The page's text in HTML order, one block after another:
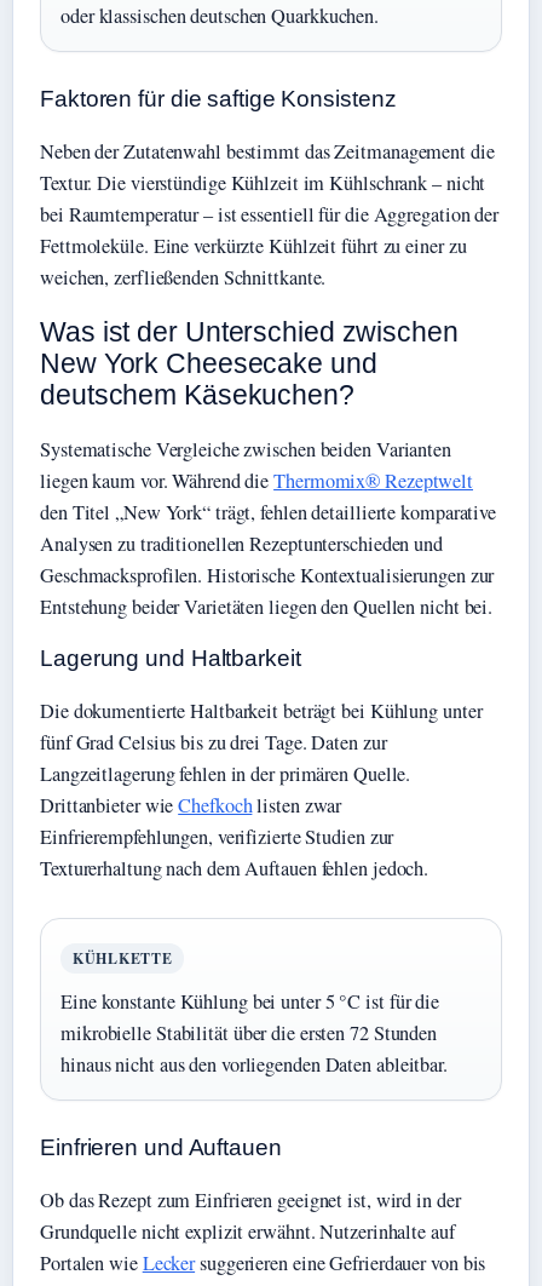
oder klassischen deutschen Quarkkuchen.
Faktoren für die saftige Konsistenz
Neben der Zutatenwahl bestimmt das Zeitmanagement die
Textur. Die vierstündige Kühlzeit im Kühlschrank – nicht
bei Raumtemperatur – ist essentiell für die Aggregation der
Fettmoleküle. Eine verkürzte Kühlzeit führt zu einer zu
weichen, zerfließenden Schnittkante.
Was ist der Unterschied zwischen
New York Cheesecake und
deutschem Käsekuchen?
Systematische Vergleiche zwischen beiden Varianten
liegen kaum vor. Während dieThermomix® Rezeptwelt
den Titel „New York“ trägt, fehlen detaillierte komparative
Analysen zu traditionellen Rezeptunterschieden und
Geschmacksprofilen. Historische Kontextualisierungen zur
Entstehung beider Varietäten liegen den Quellen nicht bei.
Lagerung und Haltbarkeit
Die dokumentierte Haltbarkeit beträgt bei Kühlung unter
fünf Grad Celsius bis zu drei Tage. Daten zur
Langzeitlagerung fehlen in der primären Quelle.
Drittanbieter wieChefkochlisten zwar
Einfrierempfehlungen, verifizierte Studien zur
Texturerhaltung nach dem Auftauen fehlen jedoch.
KÜHLKETTE
Eine konstante Kühlung bei unter 5 °C ist für die
mikrobielle Stabilität über die ersten 72 Stunden
hinaus nicht aus den vorliegenden Daten ableitbar.
Einfrieren und Auftauen
Ob das Rezept zum Einfrieren geeignet ist, wird in der
Grundquelle nicht explizit erwähnt. Nutzerinhalte auf
Portalen wieLeckersuggerieren eine Gefrierdauer von bis